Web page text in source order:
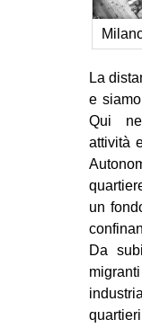
La
e
Qui
attività
un
Da